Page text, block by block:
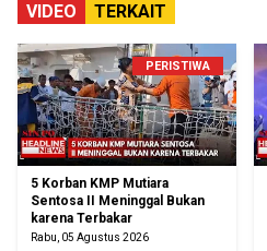
VIDEO TERKAIT
PERISTIWA
5 Korban KMP Mutiara
Sentosa II Meninggal Bukan
karena Terbakar
Rabu, 05 Agustus 2026